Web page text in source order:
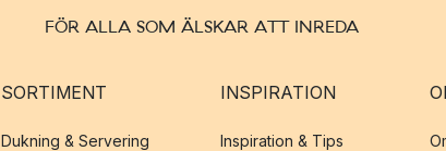
FÖR ALLA SOM ÄLSKAR ATT INREDA
SORTIMENT
Dukning & Servering
INSPIRATION
Inspiration & Tips